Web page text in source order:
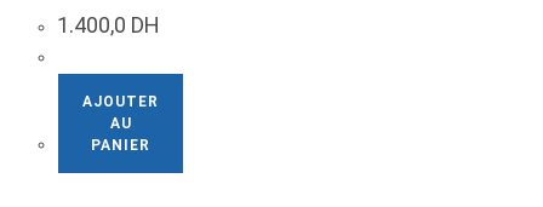
1.400,0 DH
AJOUTER
AU
PANIER